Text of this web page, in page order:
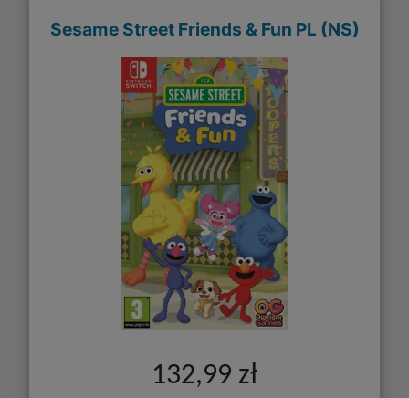
Sesame Street Friends & Fun PL (NS)
132,99 zł